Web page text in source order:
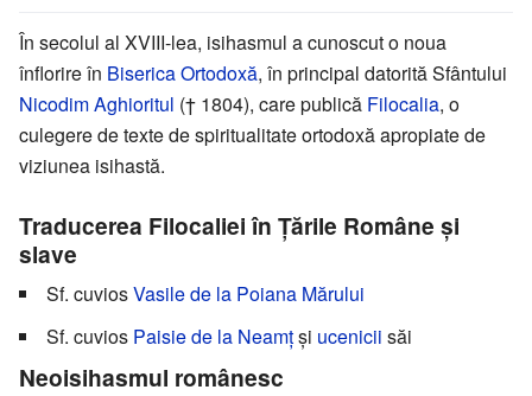
În secolul al XVIII-lea, isihasmul a cunoscut o noua
înflorire în Biserica Ortodoxă, în principal datorită Sfântului
Nicodim Aghioritul († 1804), care publică Filocalia, o
culegere de texte de spiritualitate ortodoxă apropiate de
viziunea isihastă.
Traducerea Filocaliei în Țările Române și
slave
Sf. cuviosVasile de la Poiana Mărului
Sf. cuvios Paisie de la Neamțși ucenicii săi
Neoisihasmul românesc